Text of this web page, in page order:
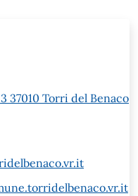
37010 Torri del Benaco